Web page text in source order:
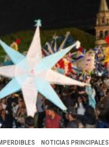
NOTICIAS PRINCIPALES